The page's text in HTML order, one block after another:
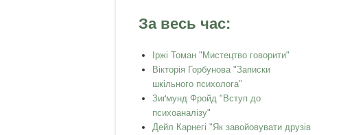
За весь час:
Іржі Томан "Мистецтво говорити"
Вікторія Горбунова "Записки
шкільного психолога"
Зиґмунд Фройд "Вступ до
психоаналізу"
Дейл Карнегі "Як завойовувати друзів